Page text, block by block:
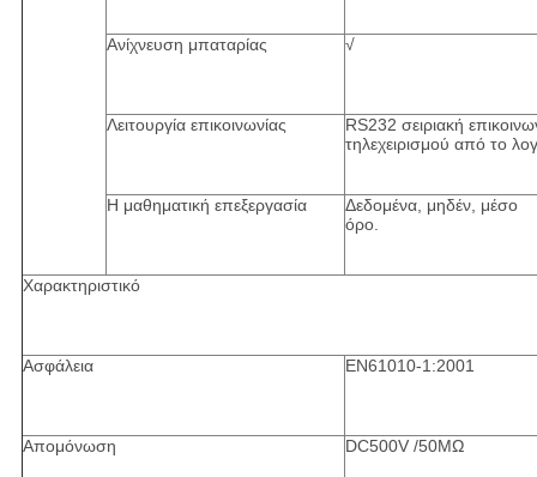
Ανίχνευση μπαταρίας √
Λειτουργία επικοινωνίας
RS232 σειριακή
τηλεχειρισμού από το
Η μαθηματική επεξεργασία
Δεδομένα, μηδέν, μέσο
όρο.
Χαρακτηριστικό
Ασφάλεια EN61010-1:2001
Απομόνωση DC500V /50MΩ